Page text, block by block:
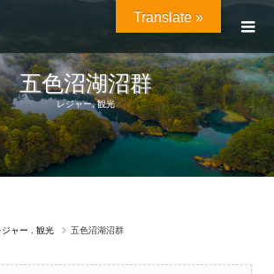
五色沼湖沼群
レジャー,観光
ジャー 観光 五色沼湖沼群
Translate »